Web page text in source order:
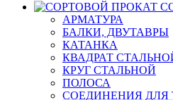
АРМАТУРА
БАЛКИ, ДВУТАВРЫ
КАТАНКА
КВАДРАТ
КРУГ СТАЛЬНОЙ
ПОЛОСА
СОЕДИНЕНИЯ ДЛЯ